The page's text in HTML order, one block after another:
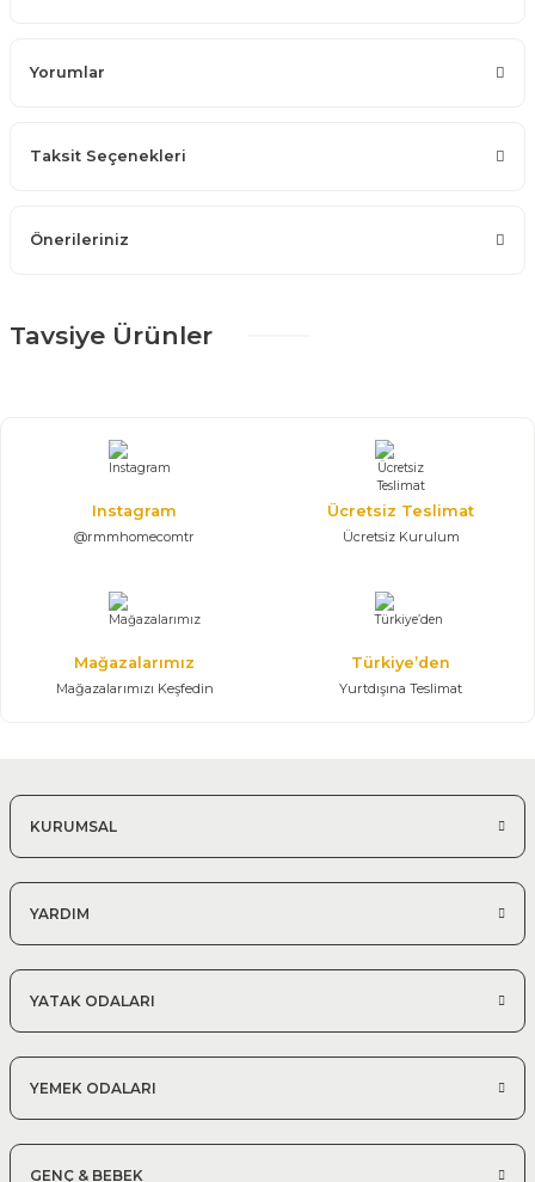
Yorumlar
Taksit Seçenekleri
Önerileriniz
Tavsiye Ürünler
Instagram
@rmmhomecomtr
Ücretsiz Teslimat
Ücretsiz Kurulum
Mağazalarımız
Mağazalarımızı Keşfedin
Türkiye’den
Yurtdışına Teslimat
KURUMSAL
YARDIM
YATAK ODALARI
YEMEK ODALARI
GENÇ & BEBEK